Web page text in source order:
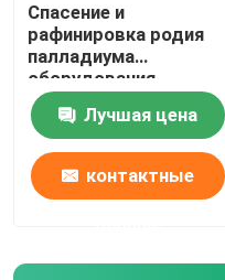
Проверка качества
Свяжитесь мы
Новости
Спасение и
рафинировка родия
палладиума
оборудования
рафинировки платины
нефтехимической
промышленности
Лучшая цена
контактные